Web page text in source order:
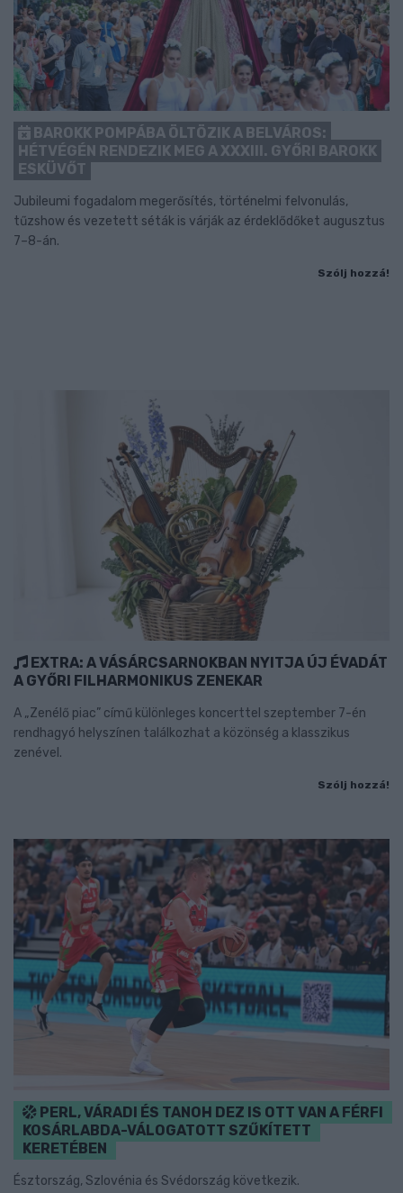
BAROKK POMPÁBA ÖLTÖZIK A BELVÁROS:
HÉTVÉGÉN RENDEZIK MEG A XXXIII. GYŐRI BAROKK
ESKÜVŐT
Jubileumi fogadalom megerősítés, történelmi felvonulás,
tűzshow és vezetett séták is várják az érdeklődőket augusztus
7–8-án.
Szólj hozzá!
EXTRA: A VÁSÁRCSARNOKBAN NYITJA ÚJ ÉVADÁT
A GYŐRI FILHARMONIKUS ZENEKAR
A „Zenélő piac” című különleges koncerttel szeptember 7-én
rendhagyó helyszínen találkozhat a közönség a klasszikus
zenével.
Szólj hozzá!
PERL, VÁRADI ÉS TANOH DEZ IS OTT VAN A FÉRFI
KOSÁRLABDA-VÁLOGATOTT SZŰKÍTETT
KERETÉBEN
Észtország, Szlovénia és Svédország következik.